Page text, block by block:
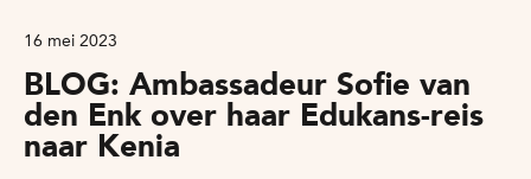
16 mei 2023
BLOG: Ambassadeur Sofie van
den Enk over haar Edukans-reis
naar Kenia